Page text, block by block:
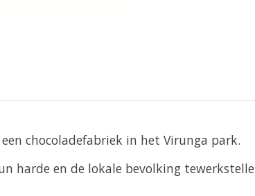
chocoladefabriek in het Virunga park.
harde en de lokale bevolking